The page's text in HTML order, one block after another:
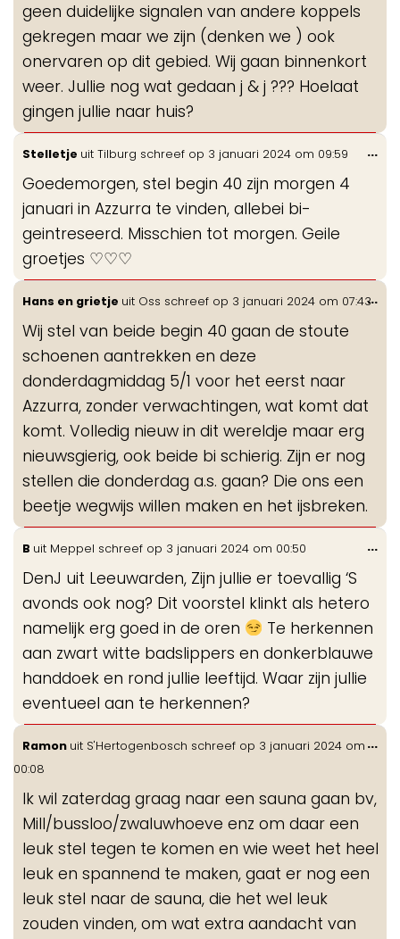
geen duidelijke signalen van andere koppels
gekregen maar we zijn (denken we ) ook
onervaren op dit gebied. Wij gaan binnenkort
weer. Jullie nog wat gedaan j & j ??? Hoelaat
gingen jullie naar huis?
Stelletje uit Tilburg schreef op 3 januari 2024 om 09:59
Goedemorgen, stel begin 40 zijn morgen 4
januari in Azzurra te vinden, allebei bi-
geintreseerd. Misschien tot morgen. Geile
groetjes ♡♡♡
...
Hans en grietje uit Oss schreef op 3 januari 2024 om 07:43
Wij stel van beide begin 40 gaan de stoute
schoenen aantrekken en deze
donderdagmiddag 5/1 voor het eerst naar
Azzurra, zonder verwachtingen, wat komt dat
komt. Volledig nieuw in dit wereldje maar erg
nieuwsgierig, ook beide bi schierig. Zijn er nog
stellen die donderdag a.s. gaan? Die ons een
beetje wegwijs willen maken en het ijsbreken.
...
B uit Meppel schreef op 3 januari 2024 om 00:50
DenJ uit Leeuwarden, Zijn jullie er toevallig ‘S
avonds ook nog? Dit voorstel klinkt als hetero
namelijk erg goed in de oren
Te herkennen
aan zwart witte badslippers en donkerblauwe
handdoek en rond jullie leeftijd. Waar zijn jullie
eventueel aan te herkennen?
...
Ramon uit S'Hertogenbosch schreef op 3 januari 2024 om
00:08
Ik wil zaterdag graag naar een sauna gaan bv,
Mill/bussloo/zwaluwhoeve enz om daar een
leuk stel tegen te komen en wie weet het heel
leuk en spannend te maken, gaat er nog een
leuk stel naar de sauna, die het wel leuk
zouden vinden, om wat extra aandacht van
...